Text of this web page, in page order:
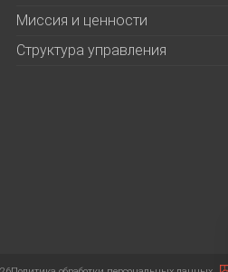
Миссия и ценности
Структура управления